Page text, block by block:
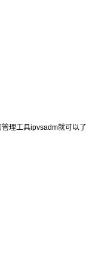
理工具ipvsadm就可以了